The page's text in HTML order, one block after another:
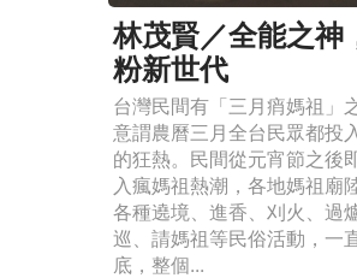
林茂賢／全能之神
粉新世代
台灣民間有「三月痟媽祖」
意謂農曆三月全台民眾都投
的狂熱。民間從元宵節之後
入瘋媽祖熱潮，各地媽祖廟
各種遶境、進香、刈火、過
巡、請媽祖等民俗活動，一
底，整個...